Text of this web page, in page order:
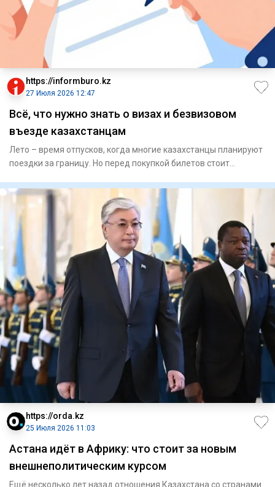
https://informburo.kz
27 Июля 2026 12:47
Всё, что нужно знать о визах и безвизовом
въезде казахстанцам
Лето – время отпусков, когда многие казахстанцы планируют
поездки за границу. Но перед покупкой билетов стоит
https://orda.kz
25 Июля 2026 11:03
Астана идёт в Африку: что стоит за новым
внешнеполитическим курсом
Ещё несколько лет назад отношения Казахстана со странами